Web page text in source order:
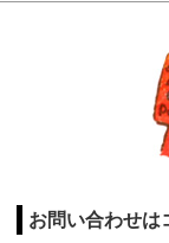
お問い合わせは